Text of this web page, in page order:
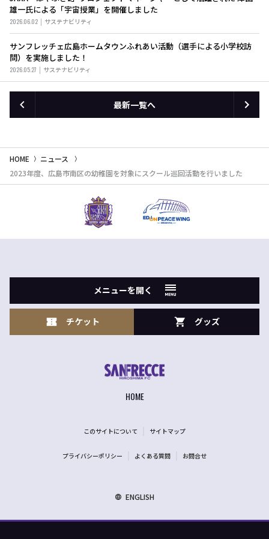
雄一氏による「宇宙授業」を開催しました
2026.06.02 サステナビリティ
サンフレッチェ広島ホームタウンふれあい活動（選手による小学校訪
問）を実施しました！
2026.05.27 サステナビリティ
最新一覧へ
HOME
ニュース
2023年度、広島市南区の幼稚園を対象にスクール巡回活動を行いました
メニューを開く
チケット グッズ
HOME
このサイトについて サイトマップ
プライバシーポリシー よくある質問 お問合せ
ENGLISH